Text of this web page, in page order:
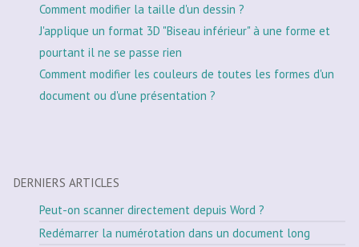
Comment modifier la taille d'un dessin ?
J'applique un format 3D "Biseau inférieur" à une forme et
pourtant il ne se passe rien
Comment modifier les couleurs de toutes les formes d'un
document ou d'une présentation ?
DERNIERS ARTICLES
Peut-on scanner directement depuis Word ?
Redémarrer la numérotation dans un document long